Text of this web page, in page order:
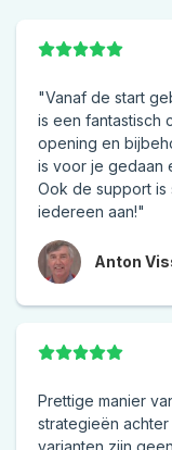
"Vanaf de start
is een fantastisch
opening en
is voor je gedaan
Ook de support is
iedereen aan!"
Anton
Prettige manier
strategieën
varianten zijn